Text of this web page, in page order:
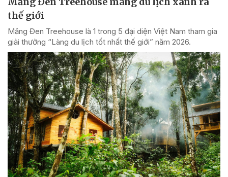
thế giới
Măng Đen Treehouse là 1 trong 5 đại diện Việt Nam tham gia
giải thưởng “Làng du lịch tốt nhất thế giới” năm 2026.